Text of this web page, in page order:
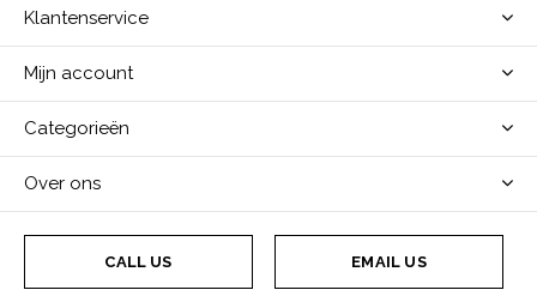
Klantenservice
Mijn account
Categorieën
Over ons
CALL US EMAIL US